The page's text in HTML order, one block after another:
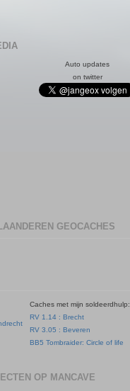
Auto updates
on twitter
GEOCACHES
Caches met mijn soldeerdhulp:
RV 1.14 : Brecht
RV 3.05 : Beveren
BB5 Tombraider: Circle of life
OP MANCAVE